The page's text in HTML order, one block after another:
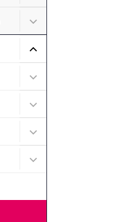
Undermeny för
Undermeny för
Undermeny för
Undermeny för
Undermeny för
Undermeny för